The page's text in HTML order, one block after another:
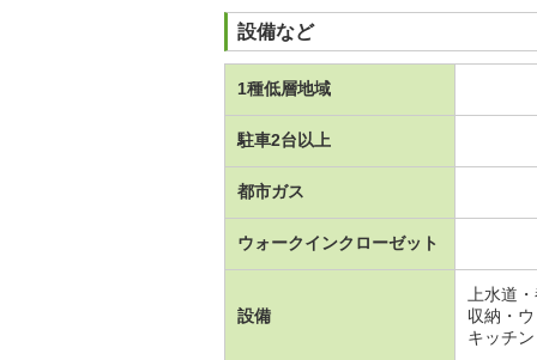
設備など
1種低層地域
駐車2台以上
都市ガス
ウォークインクローゼット
設備
上水道
収納・
キッチ